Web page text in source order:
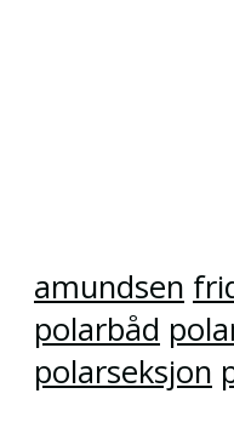
amundsen
polarbåd
polarseksjon